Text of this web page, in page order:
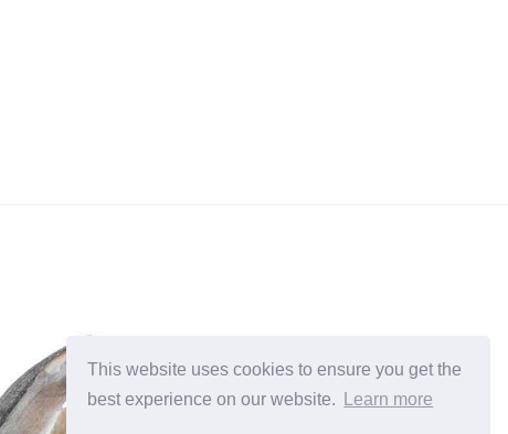
This website uses cookies to ensure you get the
best experience on our website.
Learn more